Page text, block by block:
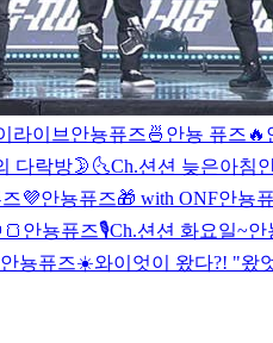
라이브 안뇽퓨즈🍜 안뇽 퓨즈🔥
다락방🌛🌜Ch.션션 늦은아침
💜안뇽퓨즈🎁 with ONF안뇽
안뇽퓨즈🎙Ch.션션 화요일~안
안뇽퓨즈☀️와이엇이 왔다?! "왔